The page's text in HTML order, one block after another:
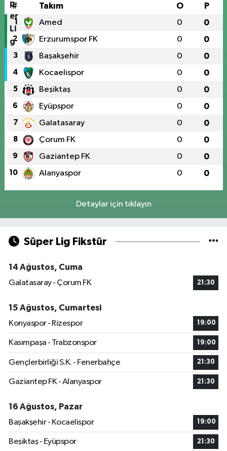
# Takım O P
1 Amed 0 0
2 Erzurumspor FK 0 0
3 Başakşehir 0 0
4 Kocaelispor 0 0
5 Beşiktaş 0 0
6 Eyüpspor 0 0
7 Galatasaray 0 0
8 Çorum FK 0 0
9 Gaziantep FK 0 0
10 Alanyaspor 0 0
Detaylar için tıklayın
Süper Lig Fikstür
14 Ağustos, Cuma
Galatasaray - Çorum FK
21:30
15 Ağustos, Cumartesi
Konyaspor - Rizespor
19:00
Kasımpaşa - Trabzonspor 19:00
Gençlerbirliği S.K. - Fenerbahçe 21:30
Gaziantep FK - Alanyaspor 21:30
16 Ağustos, Pazar
Başakşehir - Kocaelispor
19:00
Beşiktaş - Eyüpspor 21:30